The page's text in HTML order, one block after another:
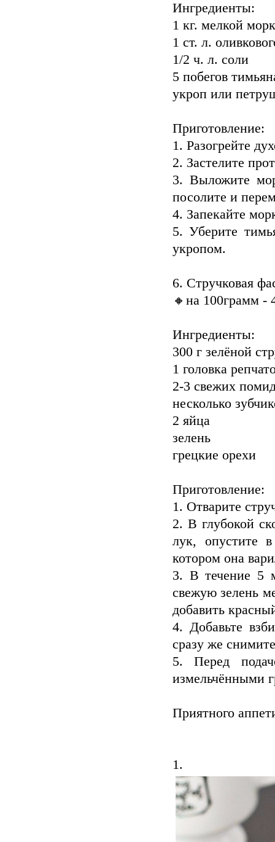
Ингредиенты:
1 кг. мелкой
1 ст. л.
1/2 ч. л. соли
5 побегов
укроп или
Приготовление:
1. Разогрейте
2. Застелите
3. Выложите
посолите и
4. Запекайте
5. Уберите
укропом.
6. Стручковая
🔸на 100грамм
Ингредиенты:
300 г зелёной
1 головка
2-3 свежих
несколько
2 яйца
зелень
грецкие орехи
Приготовление:
1. Отварите
2. В глубокой
лук, опустите
котором она
3. В течение 5
свежую зелень
добавить
4. Добавьте
сразу же
5. Перед
измельчёнными
Приятного
1.